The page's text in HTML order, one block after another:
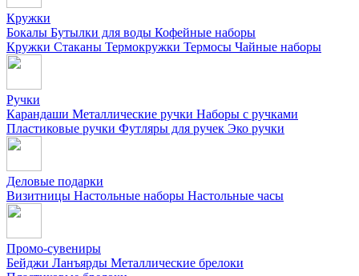
Кружки
Бокалы Бутылки для воды Кофейные наборы
Кружки Стаканы Термокружки Термосы Чайные наборы
Ручки
Карандаши Металлические ручки Наборы с ручками
Пластиковые ручки Футляры для ручек Эко ручки
Деловые подарки
Визитницы Настольные наборы Настольные часы
Промо-сувениры
Бейджи Ланъярды Металлические брелоки